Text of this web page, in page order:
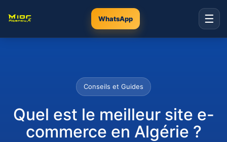
WhatsApp ☰
Conseils et Guides
Quel est le meilleur site e-
commerce en Algérie ?